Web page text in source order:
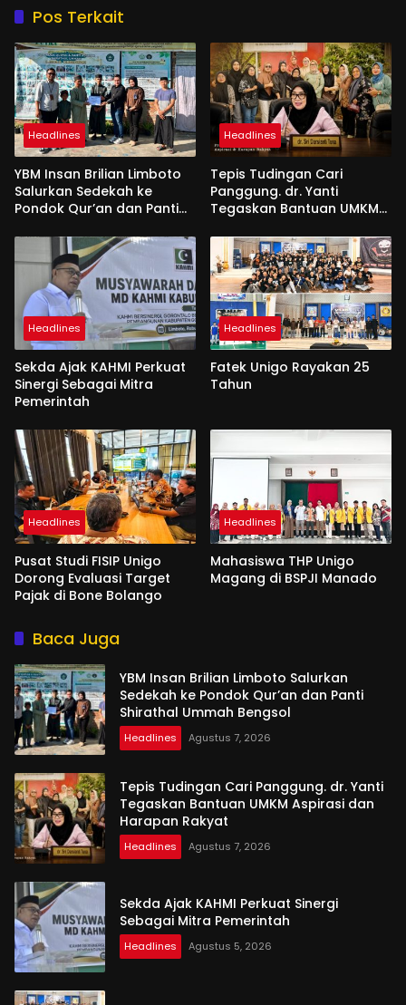
Pos Terkait
Headlines
YBM Insan Brilian Limboto
Salurkan Sedekah ke
Pondok Qur’an dan Panti
Headlines
Tepis Tudingan Cari
Panggung. dr. Yanti
Tegaskan Bantuan UMKM
Rakyat
Headlines
Sekda Ajak KAHMI Perkuat
Sinergi Sebagai Mitra
Pemerintah
Headlines
Fatek Unigo Rayakan 25
Tahun
Headlines
Pusat Studi FISIP Unigo
Dorong Evaluasi Target
Pajak di Bone Bolango
Headlines
Mahasiswa THP Unigo
Magang di BSPJI Manado
Baca Juga
YBM Insan Brilian Limboto Salurkan
Sedekah ke Pondok Qur’an dan Panti
Shirathal Ummah Bengsol
Headlines Agustus 7, 2026
Tepis Tudingan Cari Panggung. dr. Yanti
Tegaskan Bantuan UMKM Aspirasi dan
Harapan Rakyat
Headlines Agustus 7, 2026
Sekda Ajak KAHMI Perkuat Sinergi
Sebagai Mitra Pemerintah
Headlines Agustus 5, 2026